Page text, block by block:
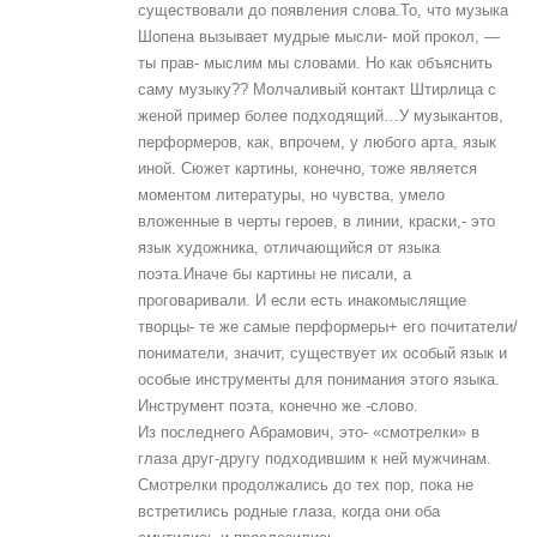
существовали до появления слова.То, что музыка
Шопена вызывает мудрые мысли- мой прокол, —
ты прав- мыслим мы словами. Но как объяснить
саму музыку?? Молчаливый контакт Штирлица с
женой пример более подходящий…У музыкантов,
перформеров, как, впрочем, у любого арта, язык
иной. Сюжет картины, конечно, тоже является
моментом литературы, но чувства, умело
вложенные в черты героев, в линии, краски,- это
язык художника, отличающийся от языка
поэта.Иначе бы картины не писали, а
проговаривали. И если есть инакомыслящие
творцы- те же самые перформеры+ его почитатели/
пониматели, значит, существует их особый язык и
особые инструменты для понимания этого языка.
Инструмент поэта, конечно же -слово.
Из последнего Абрамович, это- «смотрелки» в
глаза друг-другу подходившим к ней мужчинам.
Смотрелки продолжались до тех пор, пока не
встретились родные глаза, когда они оба